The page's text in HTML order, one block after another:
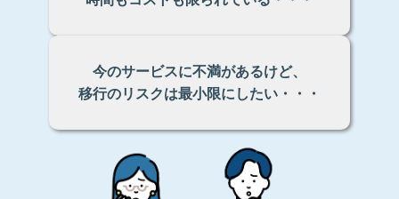
今のサービスに不満があるけど、
移行のリスクは最小限にしたい・・・